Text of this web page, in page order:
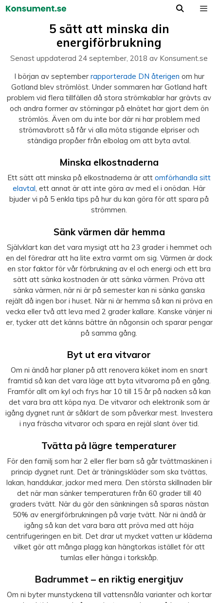
innehåll
5 sätt att minska din
energiförbrukning
Senast uppdaterad 24 september, 2018 av Konsument.se
I början av september rapporterade DN återigen om hur
Gotland blev strömlöst. Under sommaren har Gotland haft
problem vid flera tillfällen då stora strömkablar har grävts av
och andra former av störningar på elnätet har gjort dem ön
strömlös. Även om du inte bor där ni har problem med
strömavbrott så får vi alla möta stigande elpriser och
ständiga propåer från elbolag om att byta avtal.
Minska elkostnaderna
Ett sätt att minska på elkostnaderna är att omförhandla sitt
elavtal, ett annat är att inte göra av med el i onödan. Här
bjuder vi på 5 enkla tips på hur du kan göra för att spara på
strömmen.
Sänk värmen där hemma
Självklart kan det vara mysigt att ha 23 grader i hemmet och
en del föredrar att ha lite extra varmt om sig. Värmen är dock
en stor faktor för vår förbrukning av el och energi och ett bra
sätt att sänka kostnaden är att sänka värmen. Pröva att
sänka värmen, när ni är på semester kan ni sänka ganska
rejält då ingen bor i huset. När ni är hemma så kan ni pröva en
vecka eller två att leva med 2 grader kallare. Kanske vänjer ni
er, tycker att det känns bättre än någonsin och sparar pengar
på samma gång.
Byt ut era vitvaror
Om ni ändå har planer på att renovera köket inom en snart
framtid så kan det vara läge att byta vitvarorna på en gång.
Framför allt om kyl och frys har 10 till 15 år på nacken så kan
det vara bra att köpa nya. De vitvaror och elektronik som är
igång dygnet runt är såklart de som påverkar mest. Investera
i nya fräscha vitvaror och spara en rejäl slant över tid.
Tvätta på lägre temperaturer
För den familj som har 2 eller fler barn så går tvättmaskinen i
princip dygnet runt. Det är träningskläder som ska tvättas,
lakan, handdukar, jackor med mera. Den största skillnaden blir
det när man sänker temperaturen från 60 grader till 40
graders tvätt. När du gör den sänkningen så sparas nästan
50% av energiförbrukningen på varje tvätt. När ni ändå är
igång så kan det vara bara att pröva med att höja
centrifugeringen en bit. Det drar ut mycket vatten ur kläderna
vilket gör att många plagg kan hängtorkas istället för att
tumlas eller hänga i torkskåp.
Badrummet – en riktig energitjuv
Om ni byter munstyckena till vattensnåla varianter och kortar